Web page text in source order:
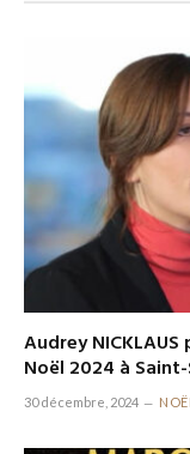
Audrey
Noël 2024 à
30 décembre, 2024 NOËL